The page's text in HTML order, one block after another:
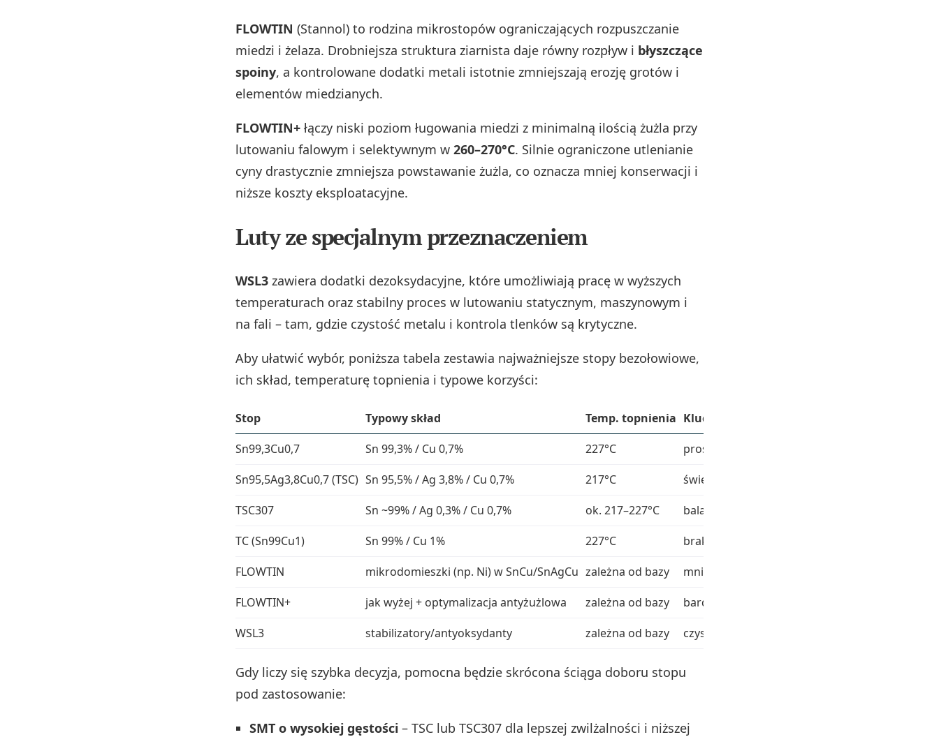
FLOWTIN (Stannol) to rodzina mikrostopów ograniczających rozpuszczanie
miedzi i żelaza. Drobniejsza struktura ziarnista daje równy rozpływ i błyszczące
spoiny, a kontrolowane dodatki metali istotnie zmniejszają erozję grotów i
elementów miedzianych.
FLOWTIN+ łączy niski poziom ługowania miedzi z minimalną ilością żużla przy
lutowaniu falowym i selektywnym w 260–270°C. Silnie ograniczone utlenianie
cyny drastycznie zmniejsza powstawanie żużla, co oznacza mniej konserwacji i
niższe koszty eksploatacyjne.
Luty ze specjalnym przeznaczeniem
WSL3 zawiera dodatki dezoksydacyjne, które umożliwiają pracę w wyższych
temperaturach oraz stabilny proces w lutowaniu statycznym, maszynowym i
na fali – tam, gdzie czystość metalu i kontrola tlenków są krytyczne.
Aby ułatwić wybór, poniższa tabela zestawia najważniejsze stopy bezołowiowe,
ich skład, temperaturę topnienia i typowe korzyści:
Stop Typowy skład Temp. topnienia Kluczowa korzyść
Sn99,3Cu0,7
Sn 99,3% / Cu 0,7% 227°C prosty, stabilny proces
Sn95,5Ag3,8Cu0,7 (TSC) Sn 95,5% / Ag 3,8% / Cu 0,7% 217°C świetna zwilżalność
TSC307
Sn ~99% / Ag 0,3% / Cu 0,7% ok. 217–227°C balans jakości i ceny
TC (Sn99Cu1)
Sn 99% / Cu 1% 227°C brak srebra
FLOWTIN
mikrodomieszki (np. Ni) w SnCu/SnAgCu zależna od bazy mniej ługowania Cu/Fe
FLOWTIN+
jak wyżej + optymalizacja antyżużlowa zależna od bazy bardzo niski żużel
WSL3
stabilizatory/antyoksydanty zależna od bazy czyste kąpiele w wysokich T
Gdy liczy się szybka decyzja, pomocna będzie skrócona ściąga doboru stopu
pod zastosowanie:
SMT o wysokiej gęstości – TSC lub TSC307 dla lepszej zwilżalności i niższej